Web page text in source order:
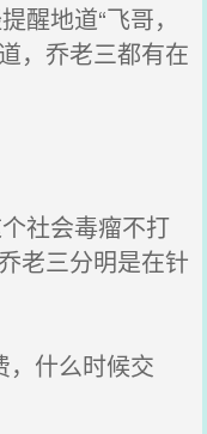
地道“飞哥，
，乔老三都有在
社会毒瘤不打
老三分明是在针
什么时候交